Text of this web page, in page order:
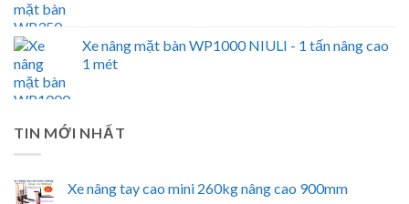
Xe nâng mặt bàn WP1000 NIULI - 1 tấn nâng cao
1 mét
TIN MỚI NHẤT
Xe nâng tay cao mini 260kg nâng cao 900mm